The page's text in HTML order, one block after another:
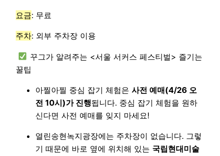
요금: 무료
주차: 외부 주차장 이용
꾸그가 알려주는 <서울 서커스 페스티벌> 즐기는
꿀팁
아찔아찔 중심 잡기 체험은 사전 예매(4/26 오
전 10시)가 진행됩니다. 중심 잡기 체험을 원하
신다면 사전 예매를 잊지 마세요!
열린송현녹지광장에는 주차장이 없습니다. 그렇
기 때문에 바로 옆에 위치해 있는 국립현대미술